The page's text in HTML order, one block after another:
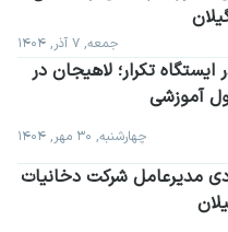
جمعه, ۷ آذر, ۱۴۰۴
آموزشی
چهارشنبه, ۳۰ مهر, ۱۴۰۴